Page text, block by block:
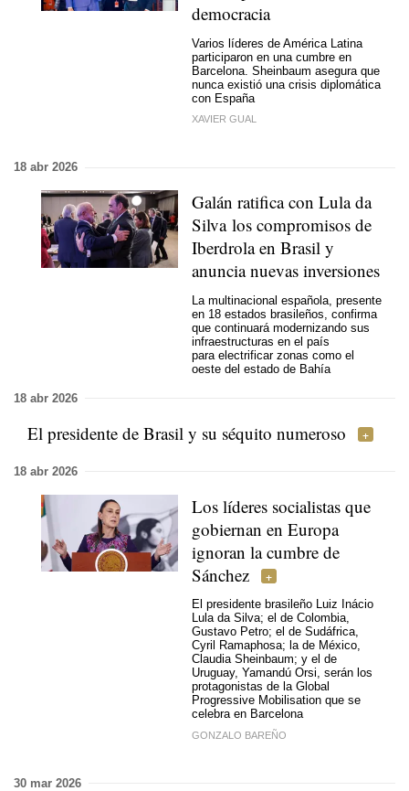
democracia
Varios líderes de América Latina
participaron en una cumbre en
Barcelona. Sheinbaum asegura que
nunca existió una crisis diplomática
con España
XAVIER GUAL
18 abr 2026
Galán ratifica con Lula da
Silva los compromisos de
Iberdrola en Brasil y
anuncia nuevas inversiones
La multinacional española, presente
en 18 estados brasileños, confirma
que continuará modernizando sus
infraestructuras en el país
para electrificar zonas como el
oeste del estado de Bahía
18 abr 2026
El presidente de Brasil y su séquito numeroso
18 abr 2026
Los líderes socialistas que
gobiernan en Europa
ignoran la cumbre de
Sánchez
El presidente brasileño Luiz Inácio
Lula da Silva; el de Colombia,
Gustavo Petro; el de Sudáfrica,
Cyril Ramaphosa; la de México,
Claudia Sheinbaum; y el de
Uruguay, Yamandú Orsi, serán los
protagonistas de la Global
Progressive Mobilisation que se
celebra en Barcelona
GONZALO BAREÑO
30 mar 2026